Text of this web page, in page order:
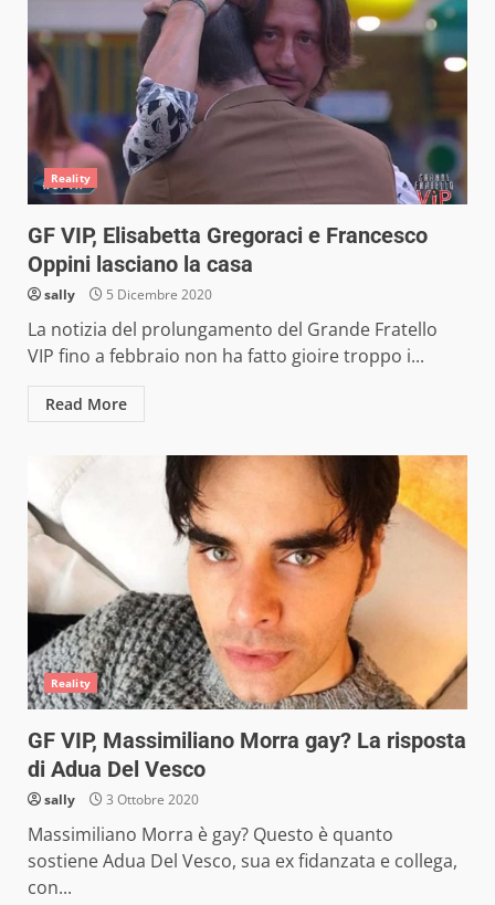
Reality
GF VIP, Elisabetta Gregoraci e Francesco
Oppini lasciano la casa
sally 5 Dicembre 2020
La notizia del prolungamento del Grande Fratello
VIP fino a febbraio non ha fatto gioire troppo i...
Read More
Reality
GF VIP, Massimiliano Morra gay? La risposta
di Adua Del Vesco
sally 3 Ottobre 2020
Massimiliano Morra è gay? Questo è quanto
sostiene Adua Del Vesco, sua ex fidanzata e collega,
con...